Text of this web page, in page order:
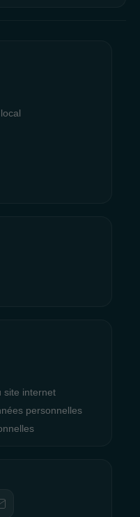
site internet
personnelles